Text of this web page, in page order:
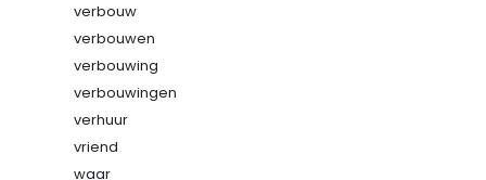
verbouw
verbouwen
verbouwing
verbouwingen
verhuur
vriend
waar